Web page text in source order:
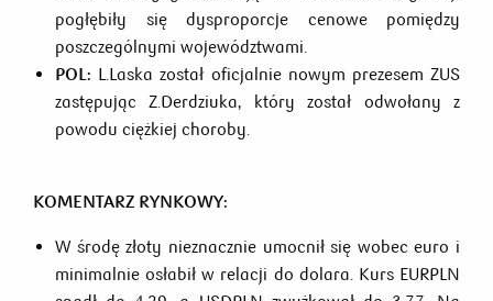
pogłębiły się dysproporcje cenowe pomiędzy
poszczególnymi województwami.
POL: L.Laska został oficjalnie nowym prezesem ZUS
zastępując Z.Derdziuka, który został odwołany z
powodu ciężkiej choroby.
KOMENTARZ RYNKOWY:
W środę złoty nieznacznie umocnił się wobec euro i
minimalnie osłabił w relacji do dolara. Kurs EURPLN